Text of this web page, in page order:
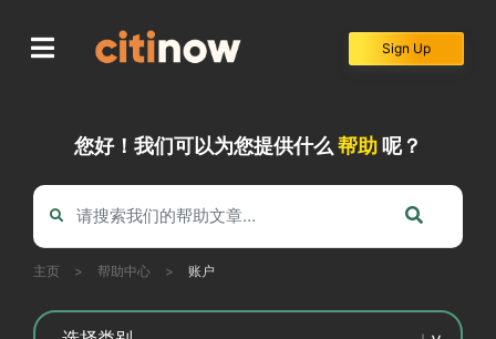
content
Sign Up
您好！我们可以为您提供什么 帮助呢？
主页 > 帮助中心 > 账户